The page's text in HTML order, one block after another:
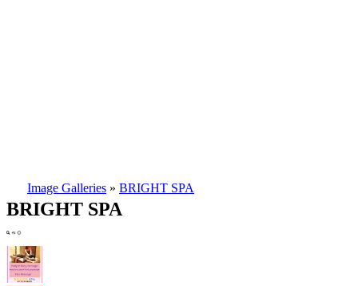
Image Galleries » BRIGHT SPA
BRIGHT SPA